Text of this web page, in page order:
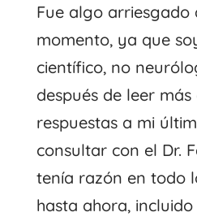
Fue algo arriesgado
momento, ya que
científico, no
después de leer más
respuestas a mi
consultar con el Dr.
tenía razón en todo
hasta ahora,